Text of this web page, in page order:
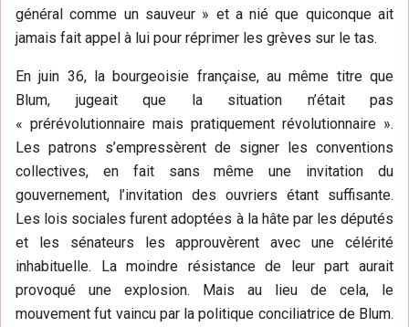
général comme un sauveur » et a nié que quiconque ait
jamais fait appel à lui pour réprimer les grèves sur le tas.
En juin 36, la bourgeoisie française, au même titre que
Blum, jugeait que la situation n’était pas
« prérévolutionnaire mais pratiquement révolutionnaire ».
Les patrons s’empressèrent de signer les conventions
collectives, en fait sans même une invitation du
gouvernement, l’invitation des ouvriers étant suffisante.
Les lois sociales furent adoptées à la hâte par les députés
et les sénateurs les approuvèrent avec une célérité
inhabituelle. La moindre résistance de leur part aurait
provoqué une explosion. Mais au lieu de cela, le
mouvement fut vaincu par la politique conciliatrice de Blum.